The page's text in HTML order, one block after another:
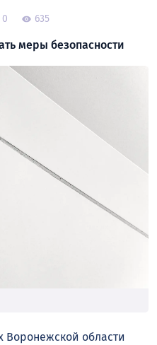
0 635
меры безопасности
Воронежской области